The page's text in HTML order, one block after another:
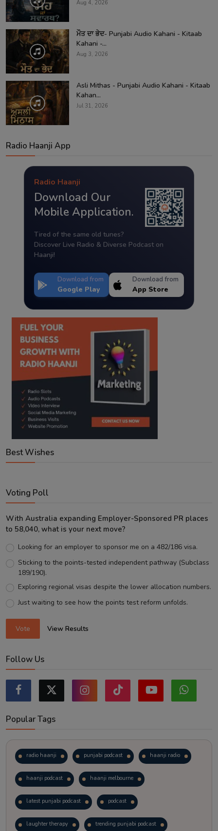
Aug 4, 2026
ਮੌਤ ਦਾ ਭੇਦ- Punjabi Audio Kahani - Kitaab
Kahani -...
Aug 3, 2026
Asli Mithas - Punjabi Audio Kahani - Kitaab
Kahan...
Jul 31, 2026
Radio Haanji App
Radio Haanji
Download Our
Mobile Application.
Tired of the same old tunes?
Discover Live Radio & Diverse Podcast on
Haanji!
Download from
Google Play
Download from
App Store
Best Wishes
Voting Poll
With Australia expanding Employer-Sponsored PR places
to 58,040, what is your next move?
Looking for an employer to sponsor me on a 482/186 visa.
Sticking to the points-tested independent pathway (Subclass
189/190).
Exploring regional visas despite the lower allocation numbers.
Just waiting to see how the points test reform unfolds.
Vote View Results
Follow Us
Popular Tags
radio haanji punjabi podcast haanji radio
haanji podcast haanji melbourne
latest punjabi podcast podcast
laughter therapy trending punjabi podcast